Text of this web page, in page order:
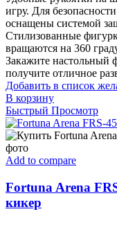
игру. Для
оснащены системой
Стилизованные
вращаются на 360
Закажите настольный
получите отличное
Добавить в список
В корзину
Быстрый Просмотр
Add to compare
Fortuna Arena
кикер